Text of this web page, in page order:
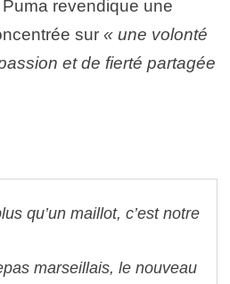
revendique une
sur « une volonté
et de fierté partagée
qu’un maillot, c’est notre
marseillais, le nouveau